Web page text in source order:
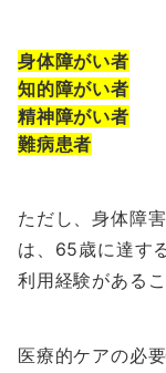
身体障がい者
知的障がい者
精神障がい者
難病患者
ただし、身体障
は、65歳に達す
利用経験がある
医療的ケアの必